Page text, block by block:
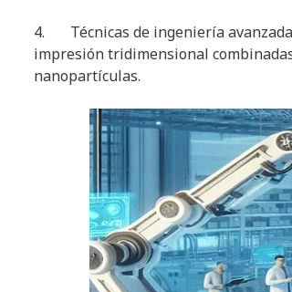
4. Técnicas de ingeniería
impresión tridimensional
nanopartículas.